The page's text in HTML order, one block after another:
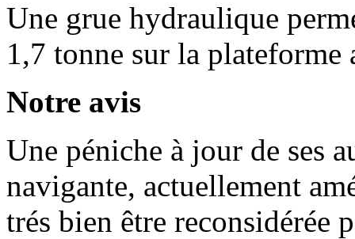
Une grue hydraulique
1,7 tonne sur la
Notre avis
Une péniche à jour de ses
navigante, actuellement
trés bien être reconsidérée